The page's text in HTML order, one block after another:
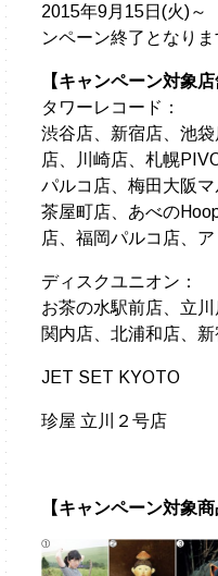
2015年9月15日(火)
ンペーン終了となりま
【キャンペーン対象店
タワーレコード：
渋谷店、新宿店、池
店、川崎店、札幌
パルコ店、梅田大阪
茶屋町店、あべの
店、福岡パルコ店、
ディスクユニオン：
お茶の水駅前店、立
関内店、北浦和店、
JET SET KYOTO
珍屋 立川２号店
【キャンペーン対象商